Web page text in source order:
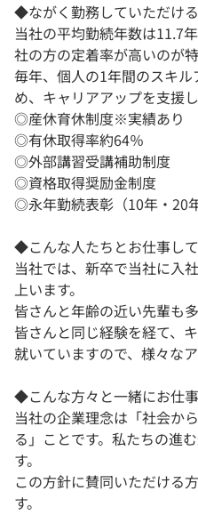
◆ながく勤務していただけ
当社の平均勤続年数は11.7
社の方の定着率が高いのが特
毎年、個人の1年間のスキ
め、キャリアアップを支援し
◎産休育休制度※実績あり
◎有休取得率約64％
◎外部講習受講補助制度
◎資格取得奨励金制度
◎永年勤続表彰（10年・20
◆こんな人たちとお仕事し
当社では、新卒で当社に入
上います。
皆さんと年齢の近い先輩も
皆さんと同じ経験を経て、
就いていますので、様々な
◆こんな方々と一緒にお仕
当社の企業理念は「社会か
る」ことです。私たちの進
す。
この方針に賛同いただける
す。